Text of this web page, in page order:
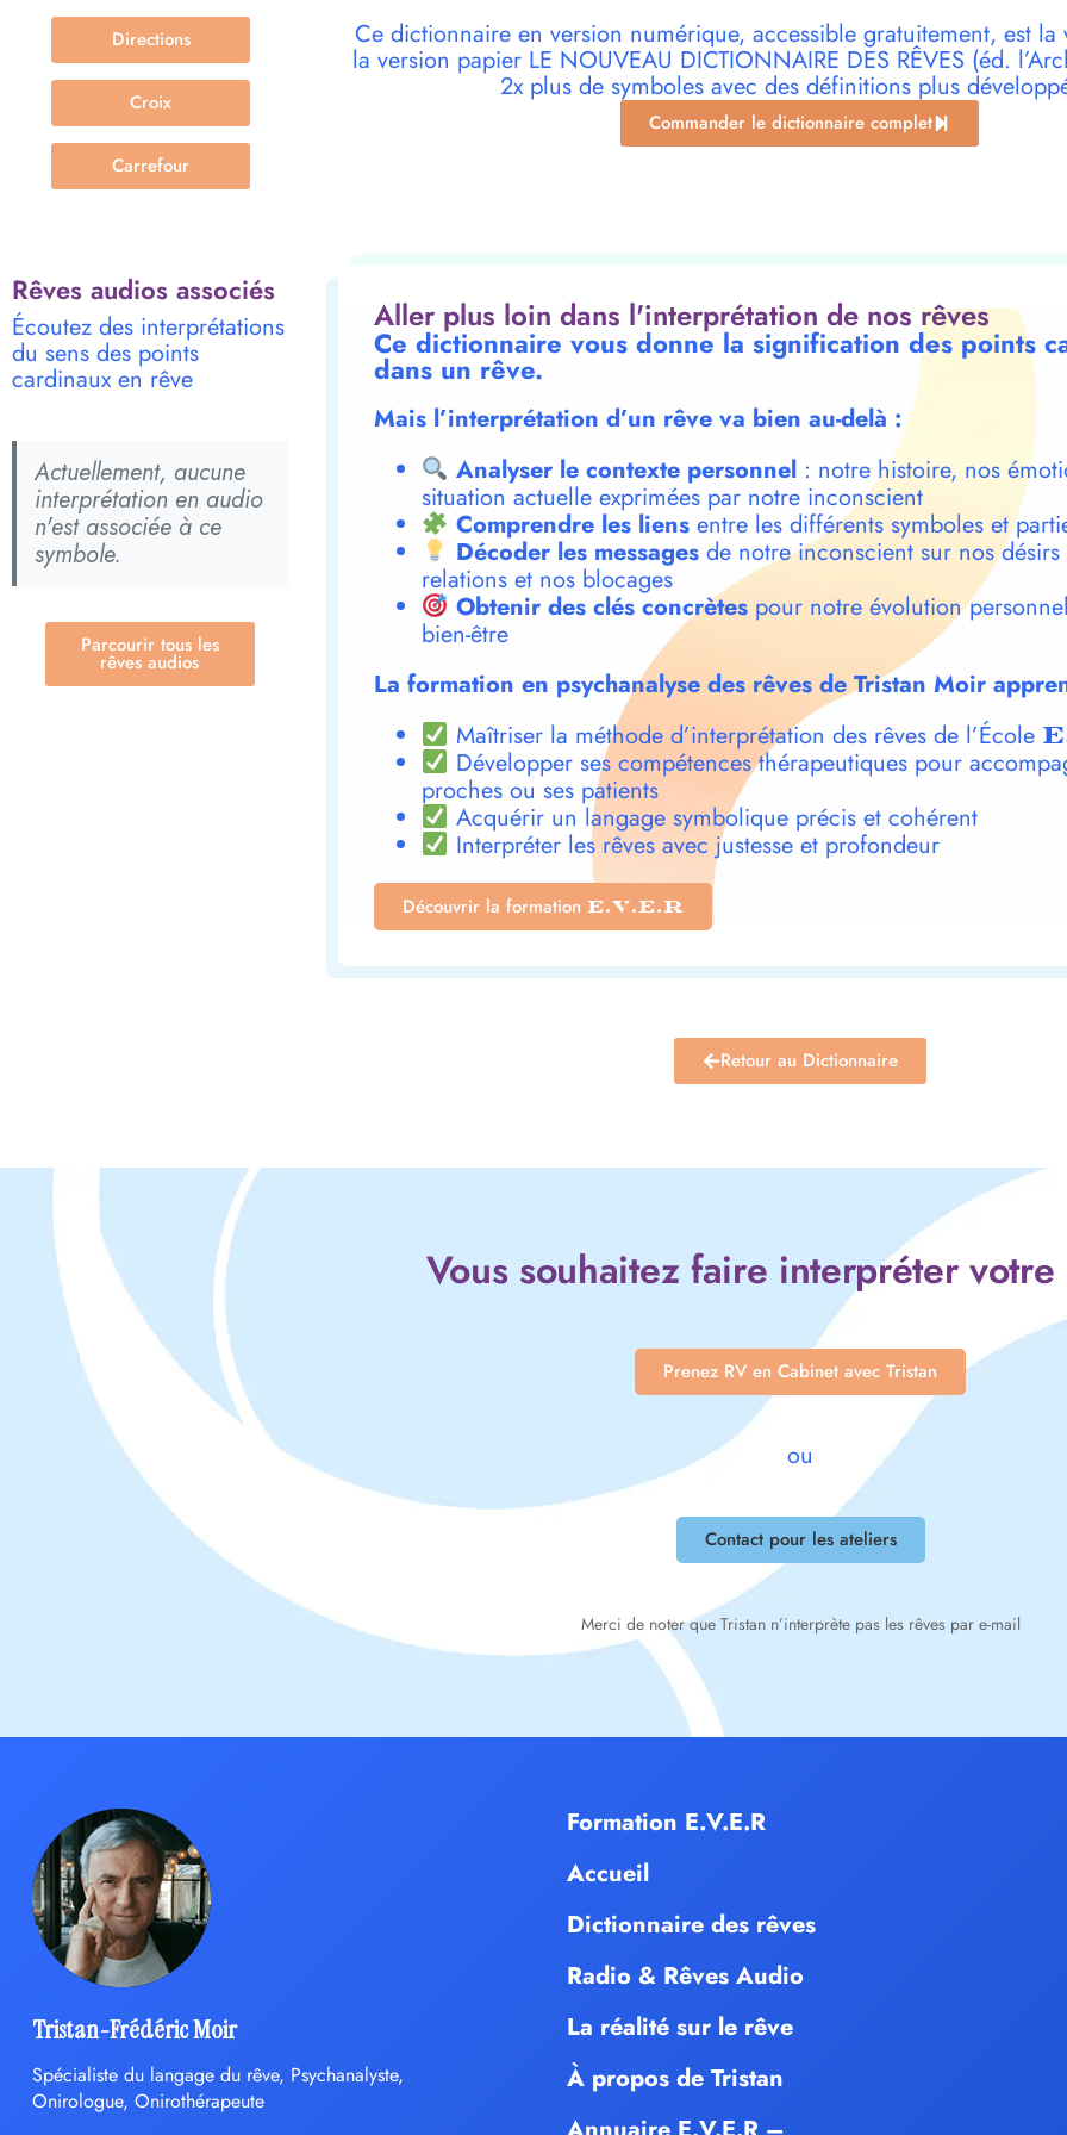
Directions
Croix
Carrefour
Rêves audios associés
Écoutez des interprétations
du sens des points
cardinaux en rêve
Actuellement, aucune
interprétation en audio
n'est associée à ce
symbole.
Parcourir tous les
rêves audios
Ce dictionnaire en version numérique, accessible gratuitement, est
la version papier LE NOUVEAU DICTIONNAIRE DES RÊVES (éd.
2x plus de symboles avec des définitions plus
Commander le dictionnaire complet
Aller plus loin dans l'interprétation de nos rêves
Ce dictionnaire vous donne la signification des points
dans un rêve.
Mais l’interprétation d’un rêve va bien au-delà :
Analyser le contexte personnel: notre histoire, nos
situation actuelle exprimées par notre inconscient
Comprendre les liensentre les différents symboles et
Décoder les messagesde notre inconscient sur nos
relations et nos blocages
Obtenir des clés concrètespour notre évolution
bien-être
La formation en psychanalyse des rêves de Tristan Moir
Maîtriser la méthode d’interprétation des rêves de l’École
Développer ses compétences thérapeutiques pour
proches ou ses patients
Acquérir un langage symbolique précis et cohérent
Interpréter les rêves avec justesse et profondeur
Découvrir la formation E.V.E.R
Retour au Dictionnaire
Vous souhaitez faire interpréter
Prenez RV en Cabinet avec Tristan
ou
Contact pour les ateliers
Merci de noter que Tristan n’interprète pas les rêves par e-mail
Tristan-Frédéric Moir
Spécialiste du langage du rêve, Psychanalyste,
Onirologue, Onirothérapeute
Formation E.V.E.R
Accueil
Dictionnaire des rêves
Radio & Rêves Audio
La réalité sur le rêve
À propos de Tristan